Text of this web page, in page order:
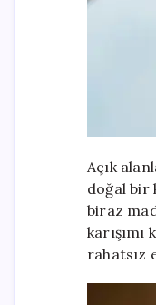
Açık
doğal bir
biraz
rahatsız